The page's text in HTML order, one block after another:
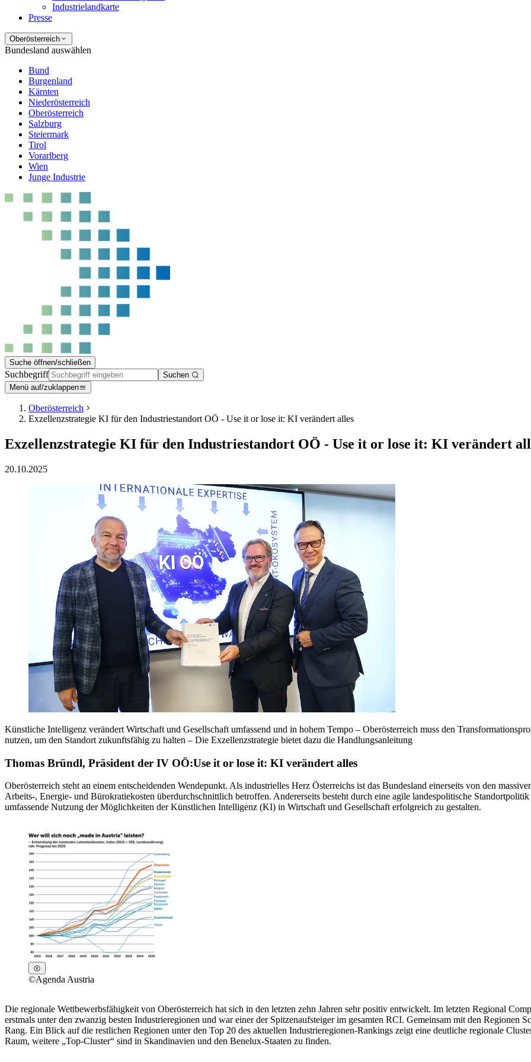
Industrielandkarte
Presse
Oberösterreich
Bundesland auswählen
Bund
Burgenland
Kärnten
Niederösterreich
Oberösterreich
Salzburg
Steiermark
Tirol
Vorarlberg
Wien
Junge Industrie
Suche öffnen/schließen
Suchbegriff
Suchen
Menü auf/zuklappen
Oberösterreich
Exzellenzstrategie KI für den Industriestandort OÖ - Use it or lose it: KI verändert alles
Exzellenzstrategie KI für den Industriestandort OÖ - Use it or lose it: KI verändert
20.10.2025
Künstliche Intelligenz verändert Wirtschaft und Gesellschaft umfassend und in hohem Tempo – Oberösterreich muss den
nutzen, um den Standort zukunftsfähig zu halten – Die Exzellenzstrategie bietet dazu die Handlungsanleitung
Thomas Bründl, Präsident der IV OÖ:Use it or lose it: KI verändert alles
Oberösterreich steht an einem entscheidenden Wendepunkt. Als industrielles Herz Österreichs ist das Bundesland einerseits von den
Arbeits-, Energie- und Bürokratiekosten überdurchschnittlich betroffen. Andererseits besteht durch eine agile landespolitische
umfassende Nutzung der Möglichkeiten der Künstlichen Intelligenz (KI) in Wirtschaft und Gesellschaft erfolgreich zu gestalten.
©Agenda Austria
Die regionale Wettbewerbsfähigkeit von Oberösterreich hat sich in den letzten zehn Jahren sehr positiv entwickelt. Im letzten Regional
erstmals unter den zwanzig besten Industrieregionen und war einer der Spitzenaufsteiger im gesamten RCI. Gemeinsam mit den
Rang. Ein Blick auf die restlichen Regionen unter den Top 20 des aktuellen Industrieregionen-Rankings zeigt eine deutliche regionale
Raum, weitere „Top-Cluster“ sind in Skandinavien und den Benelux-Staaten zu finden.